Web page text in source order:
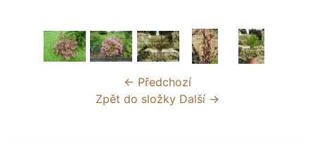
← Předchozí
Zpět do složky Další →